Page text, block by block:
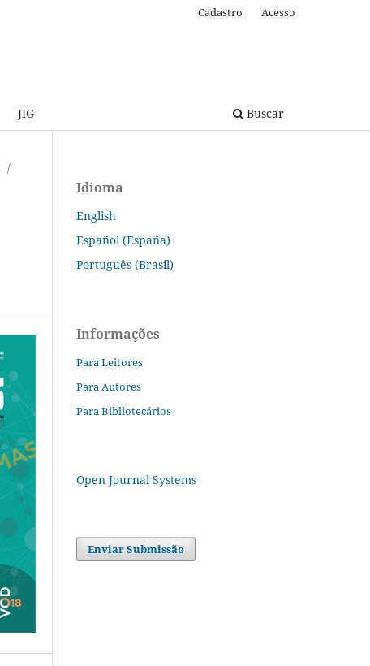
JIG Buscar
Cadastro Acesso
/
Idioma
English
Español (España)
Português (Brasil)
Informações
Para Leitores
Para Autores
Para Bibliotecários
Open Journal Systems
Enviar Submissão